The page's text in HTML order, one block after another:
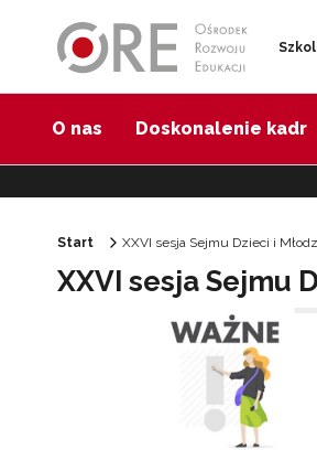
O nas Doskonalenie kadr
Start XXVI sesja Sejmu Dzieci i
XXVI sesja Sejmu